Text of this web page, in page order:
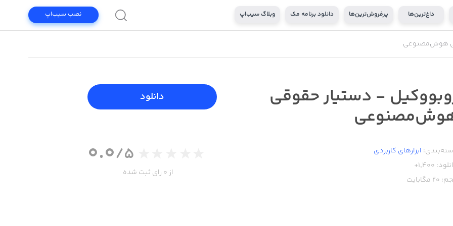
داغ‌ترین‌ها پرفروش‌ترین‌ها دانلود برنامه مک وبلاگ سیب‌اپ نصب سیب‌اپ
هوش‌مصنوعی
- دستیار حقوقی
ابزار‌های کاربردی
1,400+
20 مگابایت
دانلود
0.0/5
از 0 رای ثبت شده